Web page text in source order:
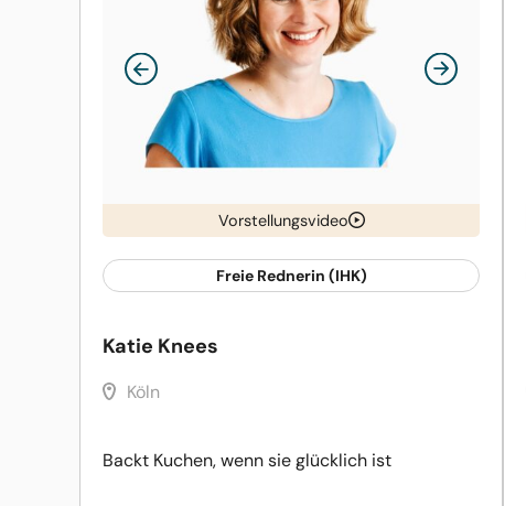
Vorstellungsvideo
Freie Rednerin (IHK)
Katie Knees
Köln
Backt Kuchen, wenn sie glücklich ist